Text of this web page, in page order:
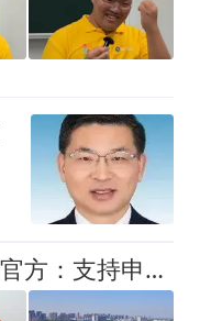
从平原大学到新乡学院，官方：支持申硕！更名大学有九个校名可选